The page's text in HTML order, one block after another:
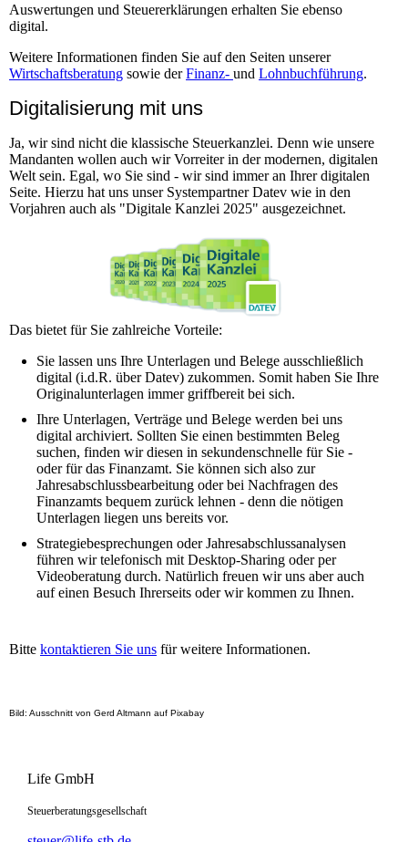
Auswertungen und Steuererklärungen erhalten Sie ebenso
digital.
Weitere Informationen finden Sie auf den Seiten unserer
Wirtschaftsberatung sowie derFinanz- und Lohnbuchführung.
Digitalisierung mit uns
Ja, wir sind nicht die klassische Steuerkanzlei. Denn wie unsere
Mandanten wollen auch wir Vorreiter in der modernen, digitalen
Welt sein. Egal, wo Sie sind - wir sind immer an Ihrer digitalen
Seite. Hierzu hat uns unser Systempartner Datev wie in den
Vorjahren auch als "Digitale Kanzlei 2025" ausgezeichnet.
Das bietet für Sie zahlreiche Vorteile:
Sie lassen uns Ihre Unterlagen und Belege ausschließlich
digital (i.d.R. über Datev) zukommen. Somit haben Sie Ihre
Originalunterlagen immer griffbereit bei sich.
Ihre Unterlagen, Verträge und Belege werden bei uns
digital archiviert. Sollten Sie einen bestimmten Beleg
suchen, finden wir diesen in sekundenschnelle für Sie -
oder für das Finanzamt. Sie können sich also zur
Jahresabschlussbearbeitung oder bei Nachfragen des
Finanzamts bequem zurück lehnen - denn die nötigen
Unterlagen liegen uns bereits vor.
Strategiebesprechungen oder Jahresabschlussanalysen
führen wir telefonisch mit Desktop-Sharing oder per
Videoberatung durch. Natürlich freuen wir uns aber auch
auf einen Besuch Ihrerseits oder wir kommen zu Ihnen.
Bitte kontaktieren Sie uns für weitere Informationen.
Bild: Ausschnitt von Gerd Altmann auf Pixabay
Life GmbH
Steuerberatungsgesellschaft